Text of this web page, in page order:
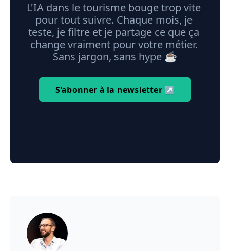
L'IA dans le tourisme bouge trop vite
pour tout suivre. Chaque mois, je
teste, je filtre et je partage ce que ça
change vraiment pour votre métier.
Sans jargon, sans hype ☕️
S'abonner à la newsletter ↗